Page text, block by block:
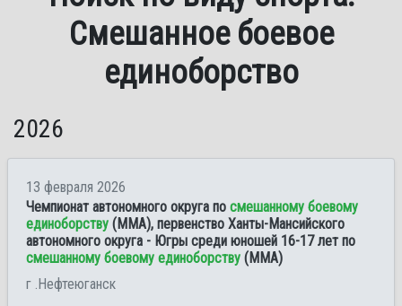
Смешанное боевое
единоборство
2026
13 февраля 2026
Чемпионат автономного округа по смешанному боевому
единоборству (ММА), первенство Ханты-Мансийского
автономного округа - Югры среди юношей 16-17 лет по
смешанному боевому единоборству (ММА)
г .Нефтеюганск